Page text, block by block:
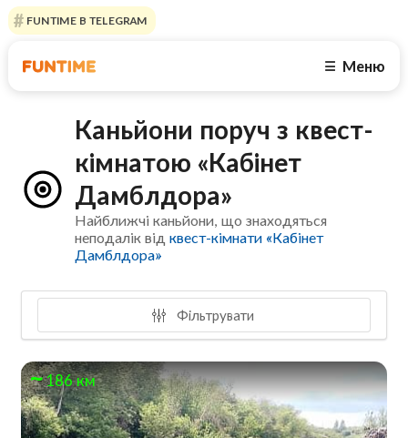
FUNTIME В TELEGRAM
☰ Меню
Каньйони поруч з квест-
кімнатою «Кабінет
Дамблдора»
Найближчі каньйони, що знаходяться
неподалік відквест-кімнати «Кабінет
Дамблдора»
Фільтрувати
186 км